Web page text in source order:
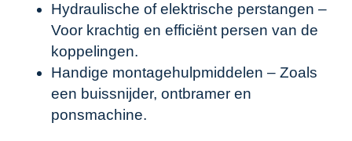
Hydraulische of elektrische perstangen –
Voor krachtig en efficiënt persen van de
koppelingen.
Handige montagehulpmiddelen – Zoals
een buissnijder, ontbramer en
ponsmachine.